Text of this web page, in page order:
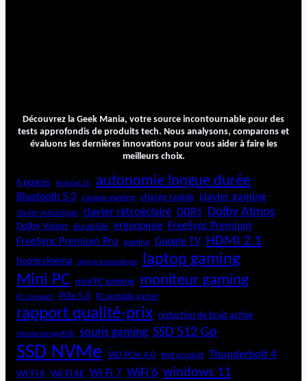
Découvrez la Geek Mania, votre source incontournable pour des
tests approfondis de produits tech. Nous analysons, comparons et
évaluons les dernières innovations pour vous aider à faire les
meilleurs choix.
6 pouces Android 15 autonomie longue durée
Bluetooth 5.3 casque gaming charge rapide clavier gaming
clavier mécanique clavier rétroéclairé DDR5 Dolby Atmos
Dolby Vision durabilité ergonomie
FreeSync Premium
FreeSync Premium Pro
gaming Google TV HDMI 2.1
home cinéma laptop bureautique laptop gaming
Mini PC mini PC gaming moniteur gaming
PC compact PCIe 5.0 PC portable gamer
rapport qualité-prix réduction de bruit active
rétroéclairage RGB souris gaming SSD 512 Go
SSD NVMe SSD PCIe 4.0 test produit Thunderbolt 4
Wi-Fi 6 Wi-Fi 6E Wi-Fi 7 WiFi 6 windows 11